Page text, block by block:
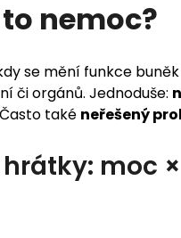
to nemoc?
se mění funkce
či orgánů. Jednoduše:
také neřešený
hrátky: moc